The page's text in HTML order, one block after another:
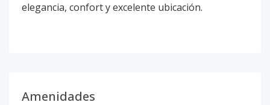
elegancia, confort y excelente ubicación.
Amenidades